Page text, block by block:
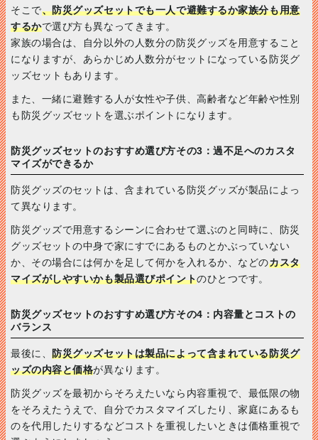
そこで、防災グッズセットでも一人で避難するか家族分も用意
するかで選び方も異なってきます。
家族の場合は、自分以外の人数分の防災グッズを用意すること
になりますが、あらかじめ人数分がセットになっている防災グ
ッズセットもあります。
また、一緒に避難する人が女性や子供、高齢者など年齢や性別
も防災グッズセットを選ぶポイントになります。
防災グッズセットのおすすめ選び方その3：過不足へのカスタ
マイズができるか
防災グッズのセットは、含まれている防災グッズが製品によっ
て異なります。
防災グッズで用意するシーンに合わせて選ぶのと同時に、防災
グッズセットの中身で家にすでにあるものとかぶっていない
か、その場合には何かを足して何かを入れるか、などのカスタ
マイズがしやすいかも製品選びポイントのひとつです。
防災グッズセットのおすすめ選び方その4：内容量とコストの
バランス
最後に、防災グッズセットは製品によって含まれている防災グ
ッズの内容と価格が異なります。
防災グッズを最初からそろえたいなら内容重視で、最低限の物
をそろえたうえで、自分でカスタマイズしたり、家庭にあるも
のを代用したりするなどコストを重視したいときは価格重視で